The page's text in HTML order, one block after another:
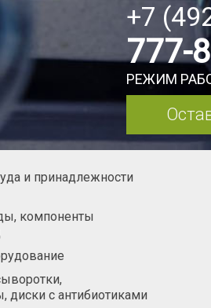
+7
777-
РЕЖИМ
и принадлежности
компоненты
диски с антибиотиками